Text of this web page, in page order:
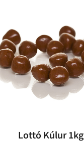
Lottó Kúlur 1kg